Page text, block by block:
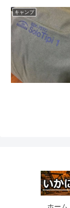
キャンプ
ホーム